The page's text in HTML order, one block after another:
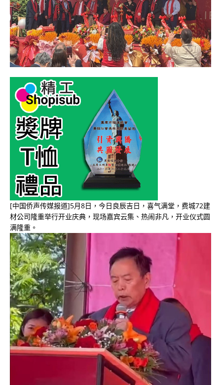
[中国侨声传媒报道]5月8日，今日良辰吉日，喜气满堂，费城72建
材公司隆重举行开业庆典，现场嘉宾云集、热闹非凡，开业仪式圆
满隆重。